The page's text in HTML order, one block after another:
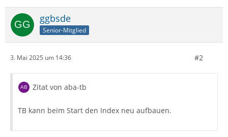
ggbsde
Senior-Mitglied
3. Mai 2025 um 14:36 #2
Zitat von aba-tb
TB kann beim Start den Index neu aufbauen.